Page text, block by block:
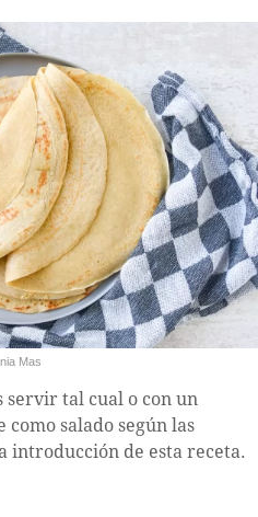
Mas
servir tal cual o con un
salado según las
introducción de esta receta.